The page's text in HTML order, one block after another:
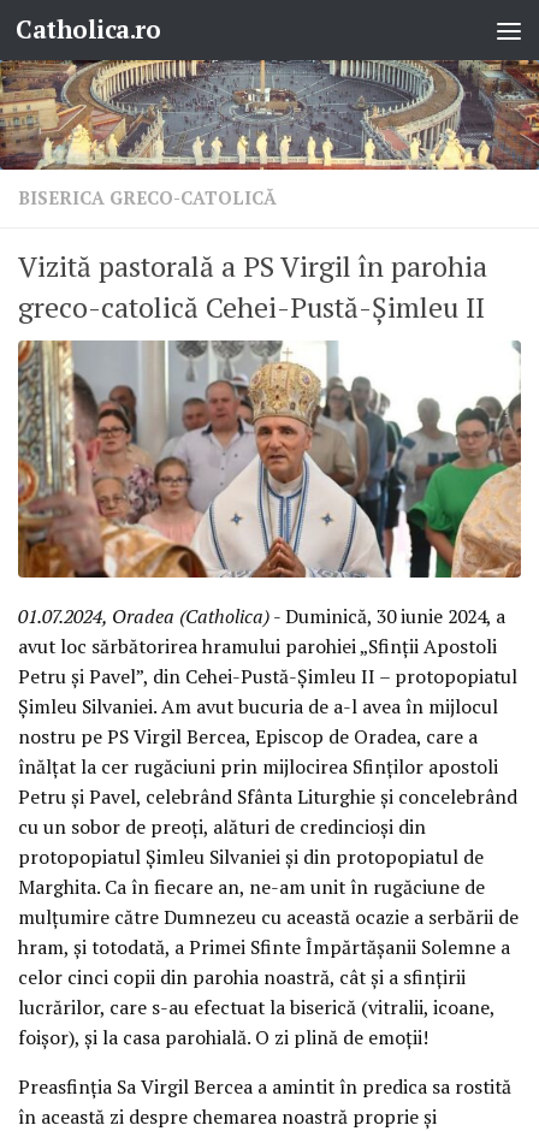
Skip to content
Catholica.ro
BISERICA GRECO-CATOLICĂ
Vizită pastorală a PS Virgil în parohia
greco-catolică Cehei-Pustă-Șimleu II
01.07.2024, Oradea (Catholica)- Duminică, 30 iunie 2024, a
avut loc sărbătorirea hramului parohiei „Sfinții Apostoli
Petru și Pavel”, din Cehei-Pustă-Șimleu II – protopopiatul
Șimleu Silvaniei. Am avut bucuria de a-l avea în mijlocul
nostru pe PS Virgil Bercea, Episcop de Oradea, care a
înălțat la cer rugăciuni prin mijlocirea Sfinților apostoli
Petru și Pavel, celebrând Sfânta Liturghie și concelebrând
cu un sobor de preoți, alături de credincioși din
protopopiatul Șimleu Silvaniei și din protopopiatul de
Marghita. Ca în fiecare an, ne-am unit în rugăciune de
mulțumire către Dumnezeu cu această ocazie a serbării de
hram, și totodată, a Primei Sfinte Împărtășanii Solemne a
celor cinci copii din parohia noastră, cât și a sfințirii
lucrărilor, care s-au efectuat la biserică (vitralii, icoane,
foișor), și la casa parohială. O zi plină de emoții!
Preasfinția Sa Virgil Bercea a amintit în predica sa rostită
în această zi despre chemarea noastră proprie și